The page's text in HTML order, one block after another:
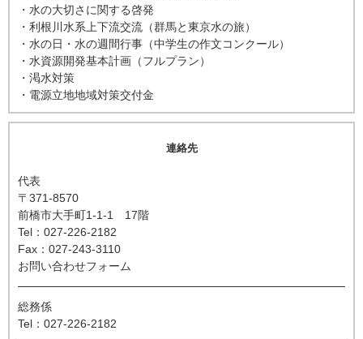
・水の大切さに関する啓発
・利根川水系上下流交流（群馬と東京水の旅）
・水の日・水の週間行事（中学生の作文コンクール）
・水資源開発基本計画（フルプラン）
・渇水対策
・電源立地地域対策交付金
連絡先
代表
〒371-8570
前橋市大手町1-1-1 17階
Tel：027-226-2182
Fax：027-243-3110
お問い合わせフォーム
総務係
Tel：027-226-2182